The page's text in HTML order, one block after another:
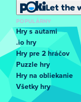
Let the
POPULÁRNY
Hry s autami
.io hry
Hry pre 2 hráčov
Puzzle hry
Hry na obliekanie
Všetky hry